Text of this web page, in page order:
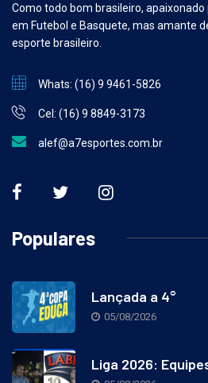
Como todo bom brasileiro, apaixonado
em Futebol e Basquete, mas amante
esporte brasileiro.
Whats: (16) 9 9461-5826
Cel: (16) 9 8849-3173
alef@a7esportes.com.br
Populares
Lançada a 4°
05/08/2026
Liga 2026: